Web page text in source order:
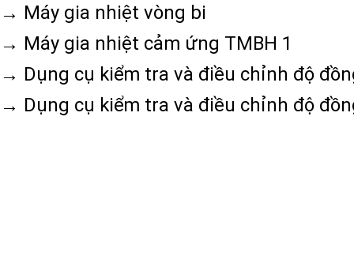
→ Máy gia nhiệt vòng bi
→ Máy gia nhiệt cảm ứng TMBH 1
→ Dụng cụ kiểm tra và điều chỉnh độ
→ Dụng cụ kiểm tra và điều chỉnh độ